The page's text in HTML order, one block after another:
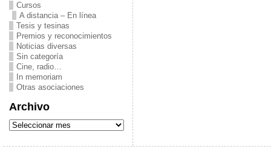
Cursos
A distancia – En línea
Tesis y tesinas
Premios y reconocimientos
Noticias diversas
Sin categoría
Cine, radio…
In memoriam
Otras asociaciones
Archivo